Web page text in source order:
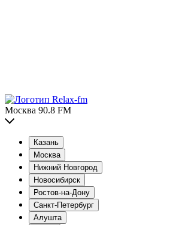
Москва 90.8 FM
Казань
Москва
Нижний Новгород
Новосибирск
Ростов-на-Дону
Санкт-Петербург
Алушта